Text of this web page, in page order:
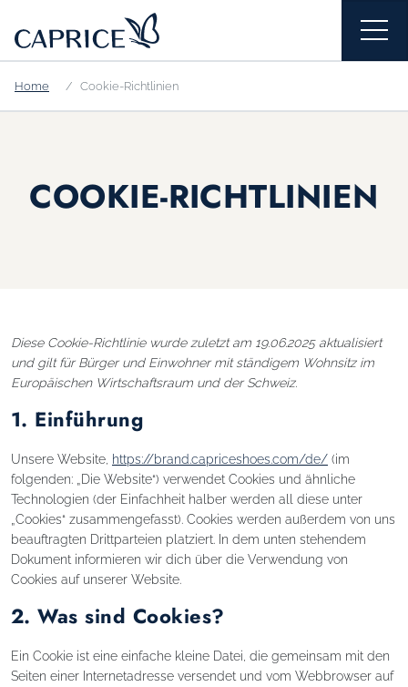
Home Cookie-Richtlinien
COOKIE-RICHTLINIEN
Diese Cookie-Richtlinie wurde zuletzt am 19.06.2025 aktualisiert
und gilt für Bürger und Einwohner mit ständigem Wohnsitz im
Europäischen Wirtschaftsraum und der Schweiz.
1. Einführung
Unsere Website, https://brand.capriceshoes.com/de/ (im
folgenden: „Die Website“) verwendet Cookies und ähnliche
Technologien (der Einfachheit halber werden all diese unter
„Cookies“ zusammengefasst). Cookies werden außerdem von uns
beauftragten Drittparteien platziert. In dem unten stehendem
Dokument informieren wir dich über die Verwendung von
Cookies auf unserer Website.
2. Was sind Cookies?
Ein Cookie ist eine einfache kleine Datei, die gemeinsam mit den
Seiten einer Internetadresse versendet und vom Webbrowser auf